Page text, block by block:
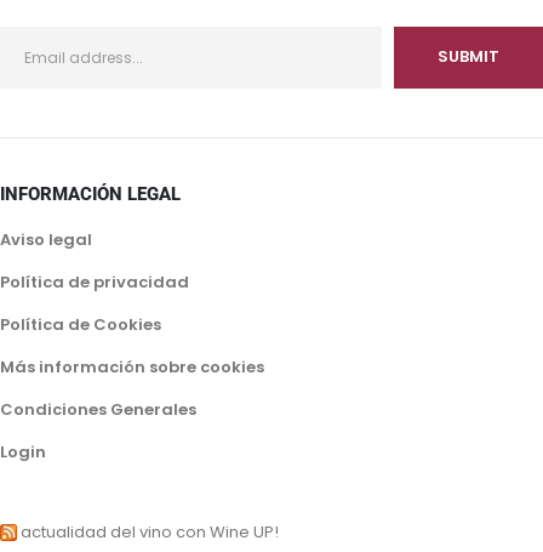
INFORMACIÓN LEGAL
Aviso legal
Política de privacidad
Política de Cookies
Más información sobre cookies
Condiciones Generales
Login
actualidad del vino con Wine UP!